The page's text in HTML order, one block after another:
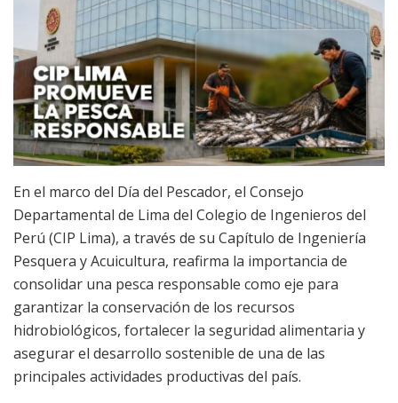
En el marco del Día del Pescador, el Consejo
Departamental de Lima del Colegio de Ingenieros del
Perú (CIP Lima), a través de su Capítulo de Ingeniería
Pesquera y Acuicultura, reafirma la importancia de
consolidar una pesca responsable como eje para
garantizar la conservación de los recursos
hidrobiológicos, fortalecer la seguridad alimentaria y
asegurar el desarrollo sostenible de una de las
principales actividades productivas del país.